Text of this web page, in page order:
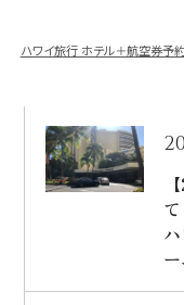
ハワイ旅行 ホテル＋航空券予
ウ
シ
キ
帰国の到着地が
座席クラス